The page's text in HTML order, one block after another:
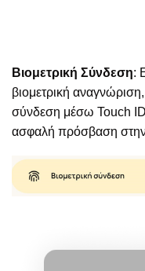
Βιομετρική Σύνδεση:
βιομετρική
σύνδεση μέσω Touch
ασφαλή πρόσβαση